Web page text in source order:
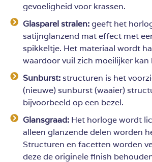
gevoeligheid voor krassen.
Glasparel stralen:geeft het
satijnglanzend mat effect met
spikkeltje. Het materiaal wordt
waardoor vuil zich moeilijker kan
Sunburst:structuren is het
(nieuwe) sunburst (waaier)
bijvoorbeeld op een bezel.
Glansgraad: Het horloge wordt
alleen glanzende delen worden
Structuren en facetten worden
deze de originele finish